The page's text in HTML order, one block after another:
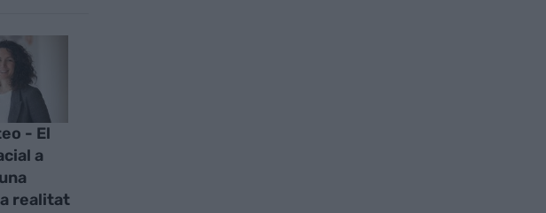
- El
a
realitat